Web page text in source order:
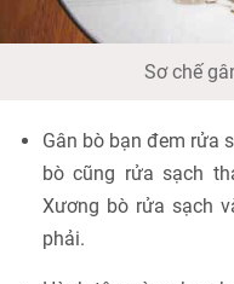
Sơ chế
Gân bò bạn đem rửa
bò cũng rửa sạch
Xương bò rửa sạch
phải.